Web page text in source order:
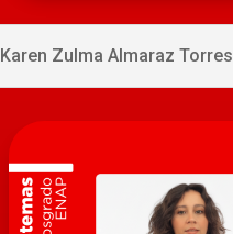
Zulma Almaraz Torres